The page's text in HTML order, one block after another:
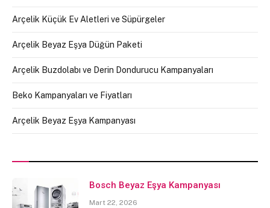
Arçelik Küçük Ev Aletleri ve Süpürgeler
Arçelik Beyaz Eşya Düğün Paketi
Arçelik Buzdolabı ve Derin Dondurucu Kampanyaları
Beko Kampanyaları ve Fiyatları
Arçelik Beyaz Eşya Kampanyası
Bosch Beyaz Eşya Kampanyası
Mart 22, 2026